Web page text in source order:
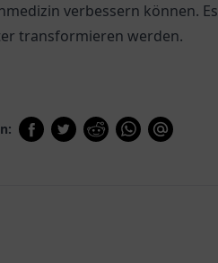
verbessern können.
transformieren werden.